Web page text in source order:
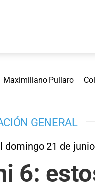
Maximiliano Pullaro
GENERAL
domingo 21 de junio
6: